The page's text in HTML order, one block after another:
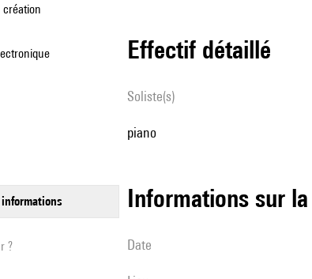
création
informations
?
effectif détaillé
Soliste(s)
piano
informations sur
date